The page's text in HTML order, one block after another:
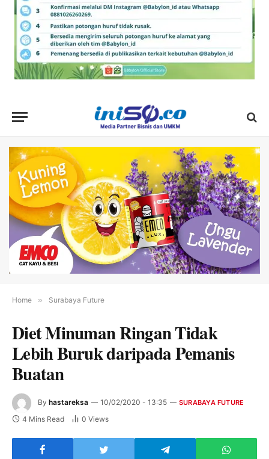
Home » Surabaya Future
Diet Minuman Ringan Tidak
Lebih Buruk daripada Pemanis
Buatan
By hastareksa 10/02/2020 - 13:35 SURABAYA FUTURE
4 Mins Read 0 Views